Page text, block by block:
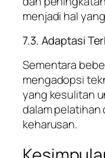
menjadi hal
7.3. Adaptasi
Sementara
mengadopsi
yang kesulitan
dalam pelatihan
keharusan.